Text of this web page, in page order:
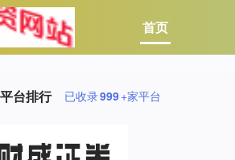
首页
台排行 已收录999+家平台